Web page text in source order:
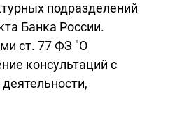
подразделений
Банка России.
ст. 77 ФЗ "О
консультаций с